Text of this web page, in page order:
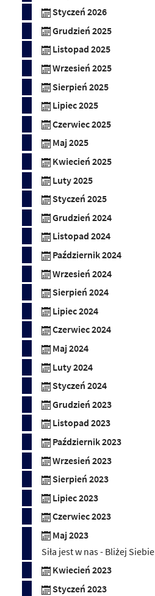
Styczeń 2026
Grudzień 2025
Listopad 2025
Wrzesień 2025
Sierpień 2025
Lipiec 2025
Czerwiec 2025
Maj 2025
Kwiecień 2025
Luty 2025
Styczeń 2025
Grudzień 2024
Listopad 2024
Październik 2024
Wrzesień 2024
Sierpień 2024
Lipiec 2024
Czerwiec 2024
Maj 2024
Luty 2024
Styczeń 2024
Grudzień 2023
Listopad 2023
Październik 2023
Wrzesień 2023
Sierpień 2023
Lipiec 2023
Czerwiec 2023
Maj 2023
Siła jest w nas - Bliżej Siebie
Kwiecień 2023
Styczeń 2023